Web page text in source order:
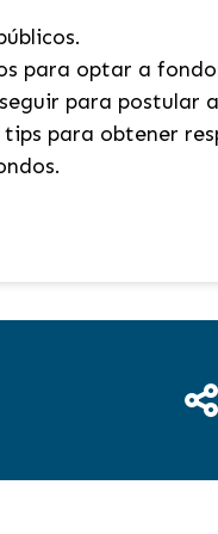
.
para optar a
para postular
tips para obtener